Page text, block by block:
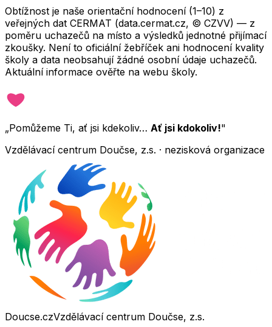
Obtížnost je naše orientační hodnocení (1–10) z
veřejných dat CERMAT (data.cermat.cz, © CZVV) — z
poměru uchazečů na místo a výsledků jednotné přijímací
zkoušky. Není to oficiální žebříček ani hodnocení kvality
školy a data neobsahují žádné osobní údaje uchazečů.
Aktuální informace ověřte na webu školy.
„Pomůžeme Ti, ať jsi kdekoliv… Ať jsi kdokoliv!"
Vzdělávací centrum Doučse, z.s. · nezisková organizace
Doucse.czVzdělávací centrum Doučse, z.s.